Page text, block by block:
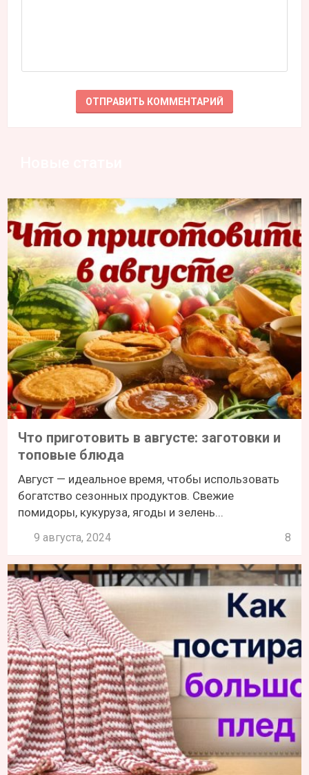
Что приготовить в августе: заготовки и
топовые блюда
Август — идеальное время, чтобы использовать
богатство сезонных продуктов. Свежие
помидоры, кукуруза, ягоды и зелень...
9 августа, 2024 8